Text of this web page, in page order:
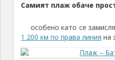
Самият плаж обаче
особено като се
1 200 км по права линия на